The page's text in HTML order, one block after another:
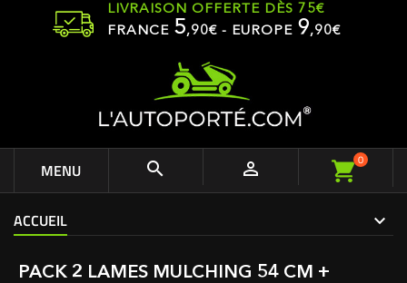
LIVRAISON OFFERTE DÈS 75€
FRANCE 5,90€ - EUROPE 9,90€
MENU   0
ACCUEIL
PACK 2 LAMES MULCHING 54 CM +